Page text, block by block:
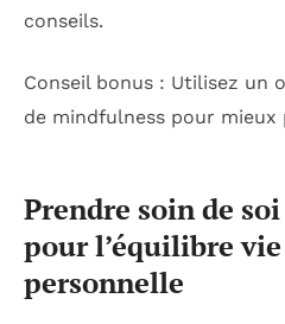
conseils.
Conseil bonus : Utilisez un
de mindfulness pour
Prendre soin de
pour l’équilibre
personnelle